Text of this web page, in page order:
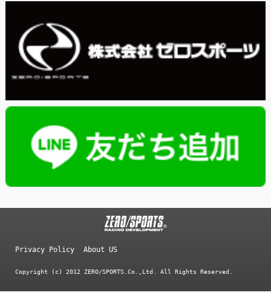
Privacy Policy About US
Copyright (c) 2012 ZERO/SPORTS.Co.,Ltd. All Rights Reserved.